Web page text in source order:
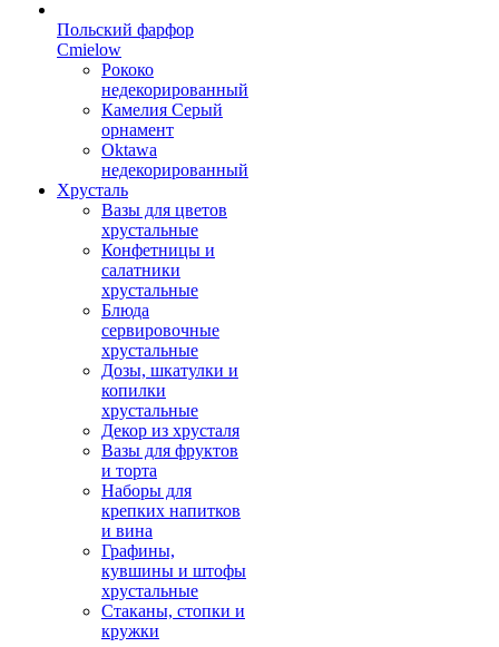
Польский фарфор
Сmielow
Рококо
недекорированный
Камелия Серый
орнамент
Oktawa
недекорированный
Хрусталь
Вазы для цветов
хрустальные
Конфетницы и
салатники
хрустальные
Блюда
сервировочные
хрустальные
Дозы, шкатулки и
копилки
хрустальные
Декор из хрусталя
Вазы для фруктов
и торта
Наборы для
крепких напитков
и вина
Графины,
кувшины и штофы
хрустальные
Стаканы, стопки и
кружки